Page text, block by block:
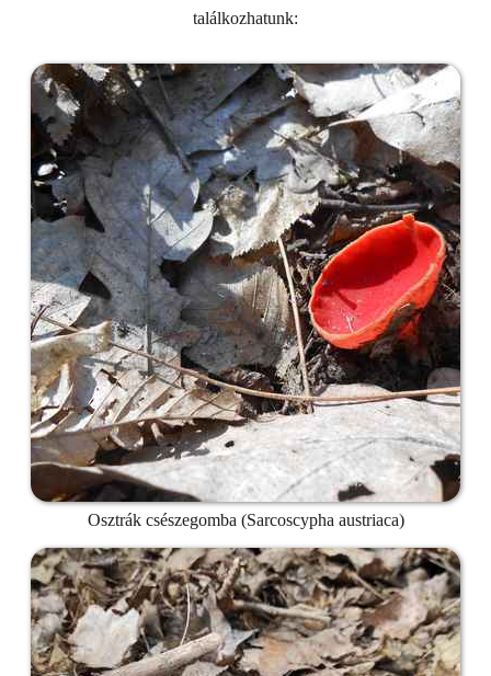
találkozhatunk:
Osztrák csészegomba (Sarcoscypha austriaca)